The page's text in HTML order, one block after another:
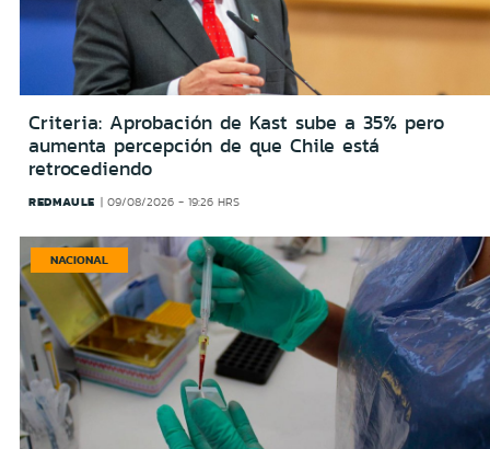
Criteria: Aprobación de Kast sube a 35% pero
aumenta percepción de que Chile está
retrocediendo
REDMAULE 09/08/2026 - 19:26 HRS
NACIONAL